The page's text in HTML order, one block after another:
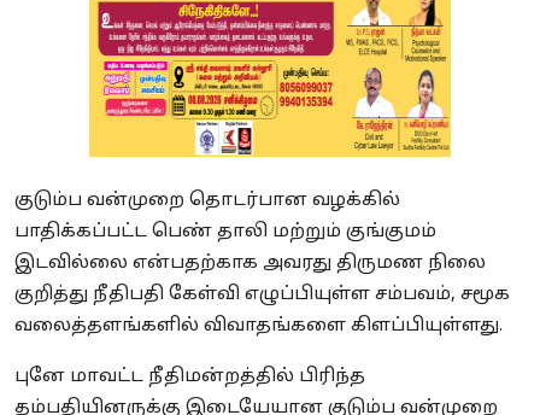
குடும்ப வன்முறை தொடர்பான வழக்கில்
பாதிக்கப்பட்ட பெண் தாலி மற்றும் குங்குமம்
இடவில்லை என்பதற்காக அவரது திருமண நிலை
குறித்து நீதிபதி கேள்வி எழுப்பியுள்ள சம்பவம், சமூக
வலைத்தளங்களில் விவாதங்களை கிளப்பியுள்ளது.
புனே மாவட்ட நீதிமன்றத்தில் பிரிந்த
தம்பதியினருக்கு இடையேயான குடும்ப வன்முறை